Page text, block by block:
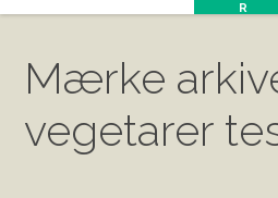
R
Mærke
vegetarer